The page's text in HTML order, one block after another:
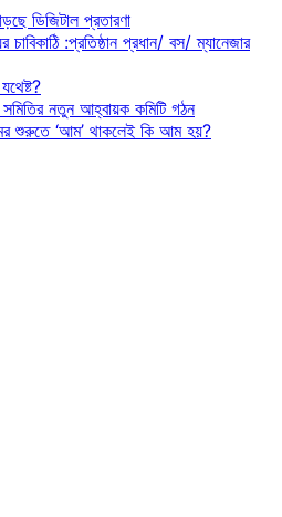
ডিজিটাল প্রতারণা
চাবিকাঠি :প্রতিষ্ঠান প্রধান/ বস/ ম্যানেজার
সমিতির নতুন আহ্বায়ক কমিটি গঠন
শুরুতে ‘আম’ থাকলেই কি আম হয়?